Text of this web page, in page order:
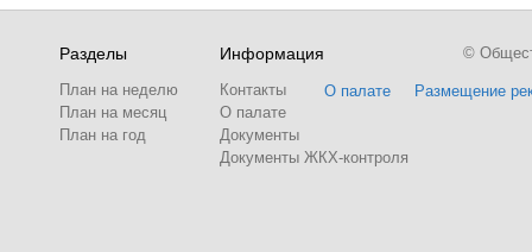
Разделы
План на неделю
План на месяц
План на год
Информация
Контакты
О палате
Документы
Документы ЖКХ-контроля
О палате Размещение
©